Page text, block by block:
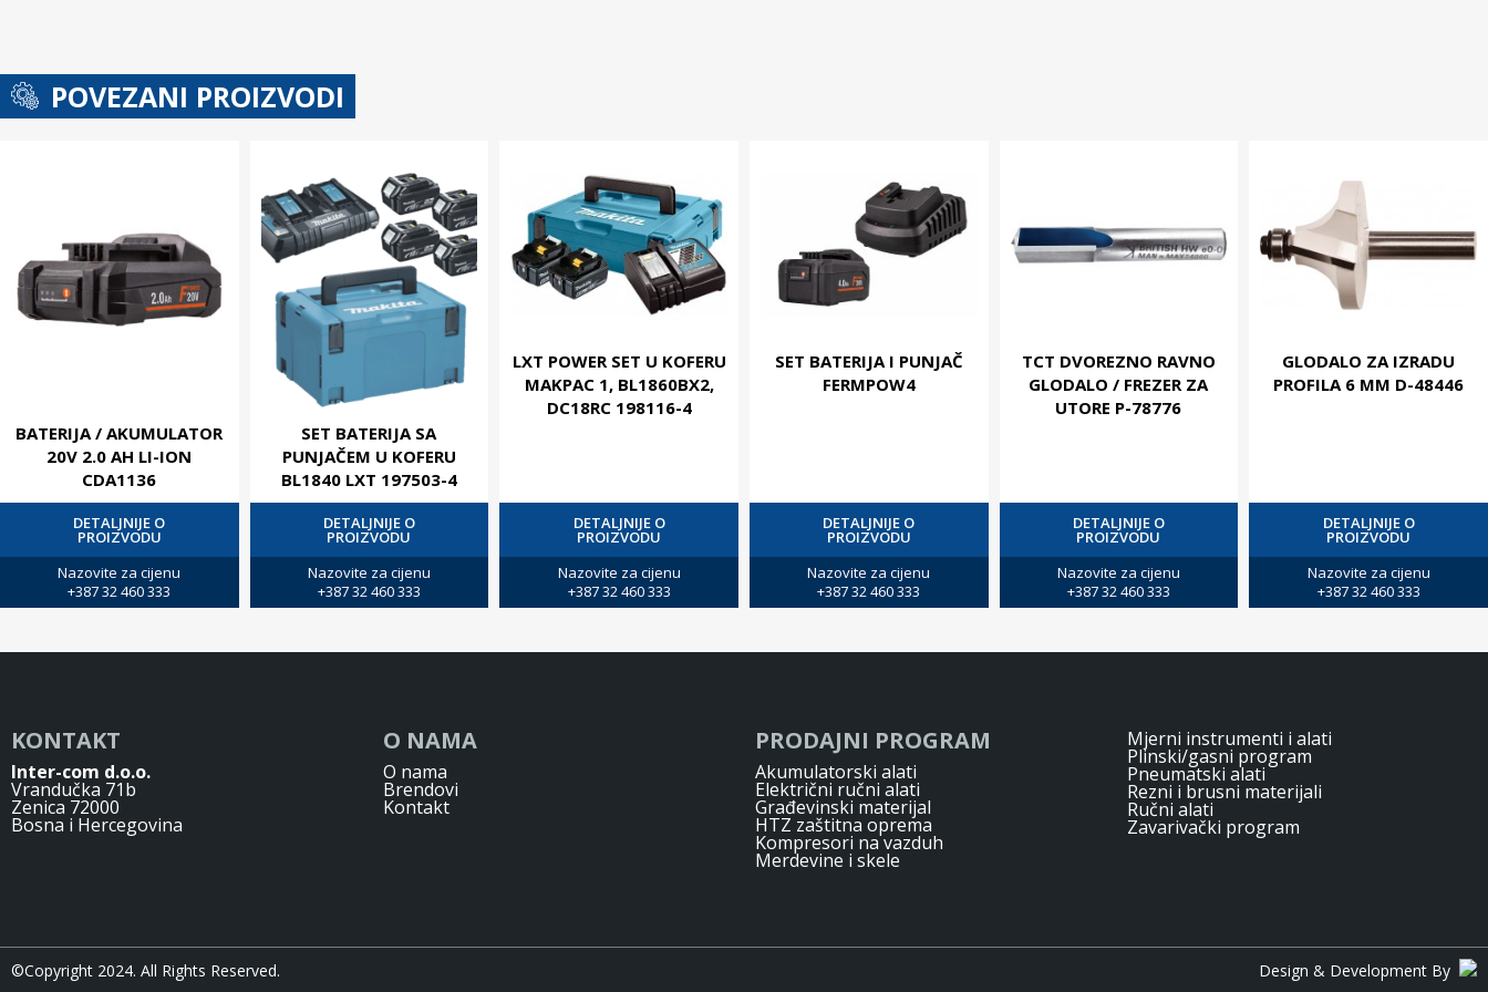
POVEZANI PROIZVODI
BATERIJA / AKUMULATOR
20V 2.0 AH LI-ION
CDA1136
DETALJNIJE O
PROIZVODU
Nazovite za cijenu
+387 32 460 333
SET BATERIJA SA
PUNJAČEM U KOFERU
BL1840 LXT 197503-4
DETALJNIJE O
PROIZVODU
Nazovite za cijenu
+387 32 460 333
LXT POWER SET U KOFERU
MAKPAC 1, BL1860BX2,
DC18RC 198116-4
DETALJNIJE O
PROIZVODU
Nazovite za cijenu
+387 32 460 333
SET BATERIJA I PUNJAČ
FERMPOW4
DETALJNIJE O
PROIZVODU
Nazovite za cijenu
+387 32 460 333
TCT DVOREZNO RAVNO
GLODALO / FREZER ZA
UTORE P-78776
DETALJNIJE O
PROIZVODU
Nazovite za cijenu
+387 32 460 333
GLODALO ZA IZRADU
PROFILA 6 MM D-48446
DETALJNIJE O
PROIZVODU
Nazovite za cijenu
+387 32 460 333
KONTAKT
Inter-com d.o.o.
Vrandučka 71b
Zenica 72000
Bosna i Hercegovina
O NAMA
O nama
Brendovi
Kontakt
PRODAJNI PROGRAM
Akumulatorski alati
Električni ručni alati
Građevinski materijal
HTZ zaštitna oprema
Kompresori na vazduh
Merdevine i skele
Mjerni instrumenti i alati
Plinski/gasni program
Pneumatski alati
Rezni i brusni materijali
Ručni alati
Zavarivački program
©Copyright 2024. All Rights Reserved. Design & Development By